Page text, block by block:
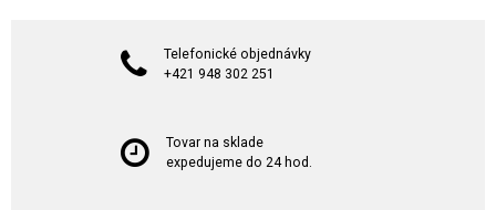
Telefonické objednávky
+421 948 302 251
Tovar na sklade
expedujeme do 24 hod.